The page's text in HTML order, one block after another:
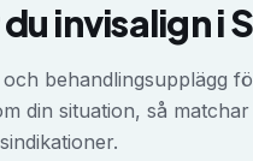
invisaligni
behandlingsupplägg
din situation, så